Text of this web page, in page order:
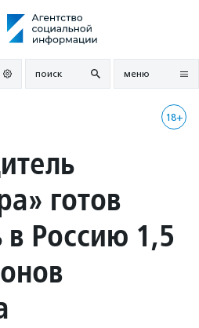
поиск меню
18+
готов
в Россию 1,5